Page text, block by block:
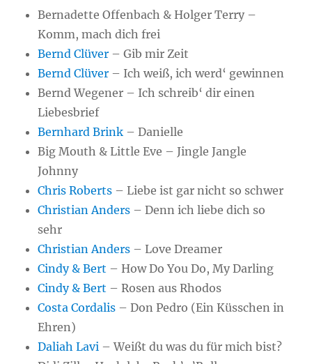
Bernadette Offenbach & Holger Terry –
Komm, mach dich frei
Bernd Clüver – Gib mir Zeit
Bernd Clüver – Ich weiß, ich werd‘ gewinnen
Bernd Wegener – Ich schreib‘ dir einen
Liebesbrief
Bernhard Brink – Danielle
Big Mouth & Little Eve – Jingle Jangle
Johnny
Chris Roberts – Liebe ist gar nicht so schwer
Christian Anders – Denn ich liebe dich so
sehr
Christian Anders – Love Dreamer
Cindy & Bert – How Do You Do, My Darling
Cindy & Bert – Rosen aus Rhodos
Costa Cordalis – Don Pedro (Ein Küsschen in
Ehren)
Daliah Lavi – Weißt du was du für mich bist?